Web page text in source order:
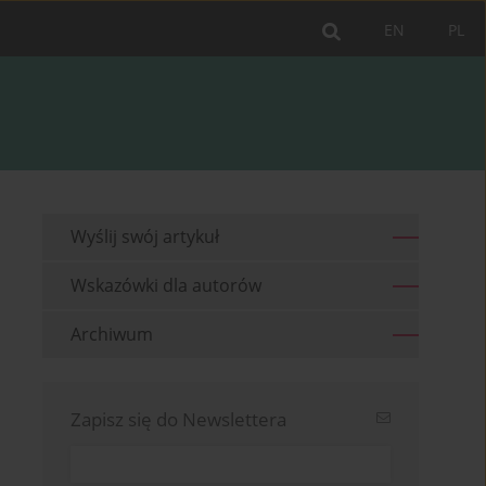
PL
EN
Wyślij swój artykuł
Wskazówki dla autorów
Archiwum
Zapisz się do Newslettera